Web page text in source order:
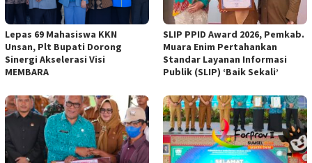
Lepas 69 Mahasiswa KKN
Unsan, Plt Bupati Dorong
Sinergi Akselerasi Visi
MEMBARA
SLIP PPID Award 2026, Pemkab.
Muara Enim Pertahankan
Standar Layanan Informasi
Publik (SLIP) ‘Baik Sekali’